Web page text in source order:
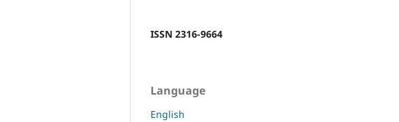
ISSN 2316-9664
Language
English